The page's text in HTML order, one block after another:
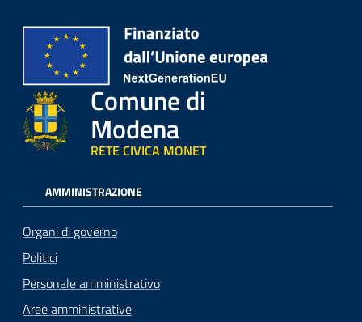
Comune di
Modena
RETE CIVICA MONET
AMMINISTRAZIONE
Organi di governo
Politici
Personale amministrativo
Aree amministrative